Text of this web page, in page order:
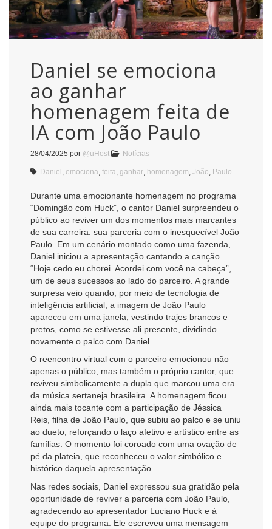
Daniel se emociona
ao ganhar
homenagem feita de
IA com João Paulo
28/04/2025 por @uHost Notícias
Daniel emociona feita ganhar homenagem João Paulo
Durante uma emocionante homenagem no programa
“Domingão com Huck”, o cantor Daniel surpreendeu o
público ao reviver um dos momentos mais marcantes
de sua carreira: sua parceria com o inesquecível João
Paulo. Em um cenário montado como uma fazenda,
Daniel iniciou a apresentação cantando a canção
“Hoje cedo eu chorei. Acordei com você na cabeça”,
um de seus sucessos ao lado do parceiro. A grande
surpresa veio quando, por meio de tecnologia de
inteligência artificial, a imagem de João Paulo
apareceu em uma janela, vestindo trajes brancos e
pretos, como se estivesse ali presente, dividindo
novamente o palco com Daniel.
O reencontro virtual com o parceiro emocionou não
apenas o público, mas também o próprio cantor, que
reviveu simbolicamente a dupla que marcou uma era
da música sertaneja brasileira. A homenagem ficou
ainda mais tocante com a participação de Jéssica
Reis, filha de João Paulo, que subiu ao palco e se uniu
ao dueto, reforçando o laço afetivo e artístico entre as
famílias. O momento foi coroado com uma ovação de
pé da plateia, que reconheceu o valor simbólico e
histórico daquela apresentação.
Nas redes sociais, Daniel expressou sua gratidão pela
oportunidade de reviver a parceria com João Paulo,
agradecendo ao apresentador Luciano Huck e à
equipe do programa. Ele escreveu uma mensagem